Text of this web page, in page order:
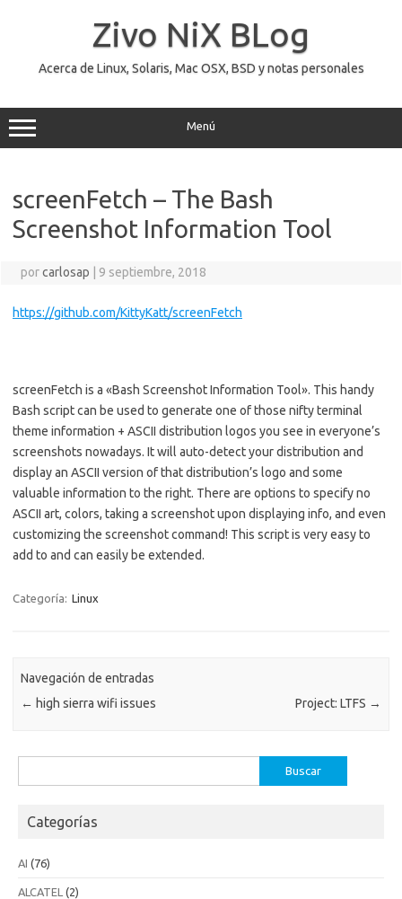
Zivo NiX BLog
Acerca de Linux, Solaris, Mac OSX, BSD y notas personales
Menú
screenFetch – The Bash
Screenshot Information Tool
porcarlosap 9 septiembre, 2018
https://github.com/KittyKatt/screenFetch
screenFetch is a «Bash Screenshot Information Tool». This handy
Bash script can be used to generate one of those nifty terminal
theme information + ASCII distribution logos you see in everyone’s
screenshots nowadays. It will auto-detect your distribution and
display an ASCII version of that distribution’s logo and some
valuable information to the right. There are options to specify no
ASCII art, colors, taking a screenshot upon displaying info, and even
customizing the screenshot command! This script is very easy to
add to and can easily be extended.
Categoría: Linux
Navegación de entradas
← high sierra wifi issues Project: LTFS →
Categorías
AI (76)
ALCATEL (2)